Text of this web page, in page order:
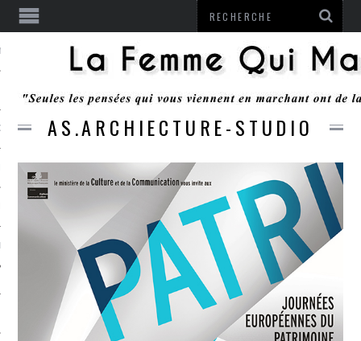
RESTERAS.ARCHIECTURE-STUDIO